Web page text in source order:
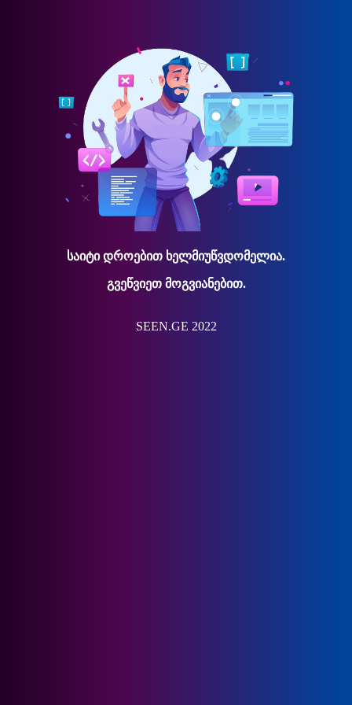
საიტი დროებით ხელმიუწვდომელია.
გვეწვიეთ მოგვიანებით.
SEEN.GE 2022